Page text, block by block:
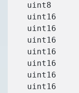
uint8
uint16
uint16
uint16
uint16
uint16
uint16
uint16